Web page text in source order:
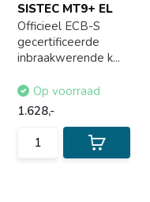
SISTEC MT9+ EL
Officieel ECB-S
gecertificeerde
inbraakwerende k...
Op voorraad
1.628,-